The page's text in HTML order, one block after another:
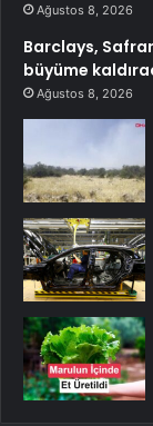
Ağustos 8, 2026
Barclays,
büyüme
Ağustos 8, 2026